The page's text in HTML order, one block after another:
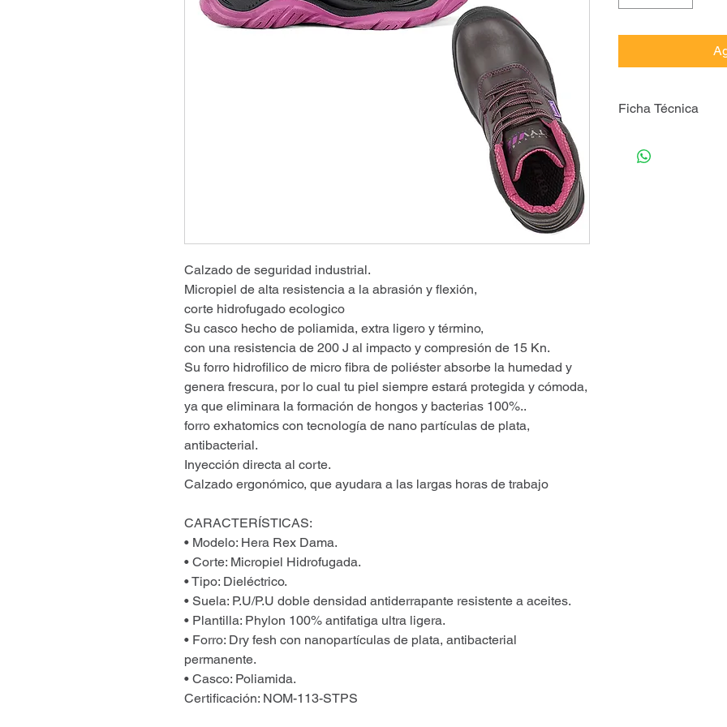
Calzado de seguridad industrial.
Micropiel de alta resistencia a la abrasión y flexión,
corte hidrofugado ecologico
Su casco hecho de poliamida, extra ligero y término,
con una resistencia de 200 J al impacto y compresión de 15 Kn.
Su forro hidrofilico de micro fibra de poliéster absorbe la humedad y
genera frescura, por lo cual tu piel siempre estará protegida y cómoda,
ya que eliminara la formación de hongos y bacterias 100%..
forro exhatomics con tecnología de nano partículas de plata,
antibacterial.
Inyección directa al corte.
Calzado ergonómico, que ayudara a las largas horas de trabajo
CARACTERÍSTICAS:
• Modelo: Hera Rex Dama.
• Corte: Micropiel Hidrofugada.
• Tipo: Dieléctrico.
• Suela: P.U/P.U doble densidad antiderrapante resistente a aceites.
• Plantilla: Phylon 100% antifatiga ultra ligera.
• Forro: Dry fesh con nanopartículas de plata, antibacterial
permanente.
• Casco: Poliamida.
Certificación: NOM-113-STPS
Ficha Técnica